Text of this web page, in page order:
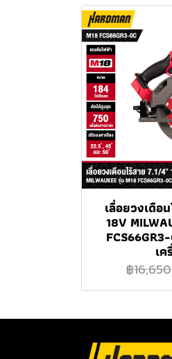
เลื่อยวงเดือ
18V
เ
฿16,650